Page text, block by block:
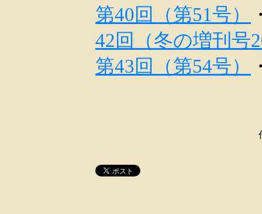
第40回（第51号）
42回（冬の増刊号
第43回（第54号）